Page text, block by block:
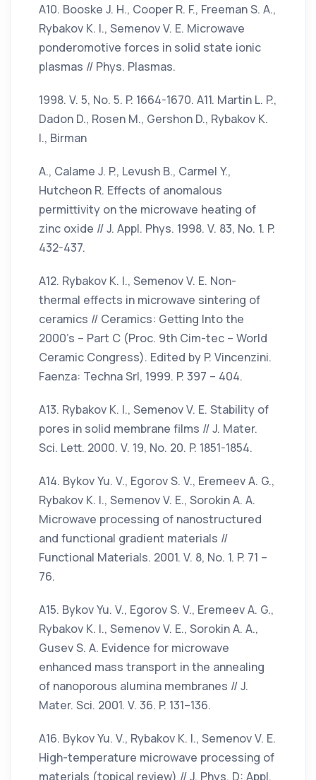
А10. Booske J. H., Cooper R. F., Freeman S. A.,
Rybakov K. I., Semenov V. E. Microwave
ponderomotive forces in solid state ionic
plasmas // Phys. Plasmas.
1998. V. 5, No. 5. P. 1664-1670. А11. Martin L. P.,
Dadon D., Rosen M., Gershon D., Rybakov K.
I., Birman
A., Calame J. P., Levush B., Carmel Y.,
Hutcheon R. Effects of anomalous
permittivity on the microwave heating of
zinc oxide // J. Appl. Phys. 1998. V. 83, No. 1. P.
432-437.
А12. Rybakov K. I., Semenov V. E. Non-
thermal effects in microwave sintering of
ceramics // Ceramics: Getting Into the
2000’s – Part C (Proc. 9th Cim-tec – World
Ceramic Congress). Edited by P. Vincenzini.
Faenza: Techna Srl, 1999. P. 397 – 404.
А13. Rybakov K. I., Semenov V. E. Stability of
pores in solid membrane films // J. Mater.
Sci. Lett. 2000. V. 19, No. 20. P. 1851-1854.
А14. Bykov Yu. V., Egorov S. V., Eremeev A. G.,
Rybakov K. I., Semenov V. E., Sorokin A. A.
Microwave processing of nanostructured
and functional gradient materials //
Functional Materials. 2001. V. 8, No. 1. P. 71 –
76.
А15. Bykov Yu. V., Egorov S. V., Eremeev A. G.,
Rybakov K. I., Semenov V. E., Sorokin A. A.,
Gusev S. A. Evidence for microwave
enhanced mass transport in the annealing
of nanoporous alumina membranes // J.
Mater. Sci. 2001. V. 36. P. 131–136.
А16. Bykov Yu. V., Rybakov K. I., Semenov V. E.
High-temperature microwave processing of
materials (topical review) // J. Phys. D: Appl.